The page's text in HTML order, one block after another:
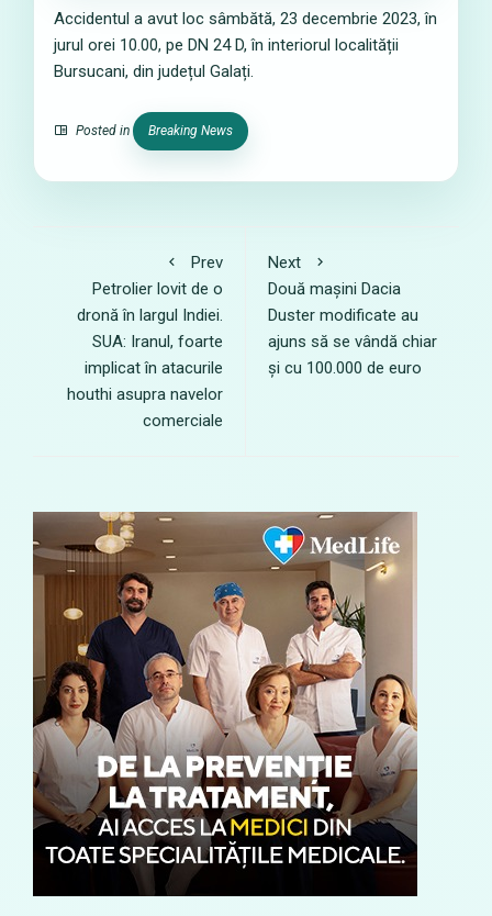
Accidentul a avut loc sâmbătă, 23 decembrie 2023, în
jurul orei 10.00, pe DN 24 D, în interiorul localității
Bursucani, din județul Galați.
Posted in Breaking News
Prev
Petrolier lovit de o
dronă în largul Indiei.
SUA: Iranul, foarte
implicat în atacurile
houthi asupra navelor
comerciale
Next
Două mașini Dacia
Duster modificate au
ajuns să se vândă chiar
și cu 100.000 de euro